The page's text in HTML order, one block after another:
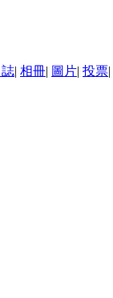
誌| 相冊| 圖片| 投票|